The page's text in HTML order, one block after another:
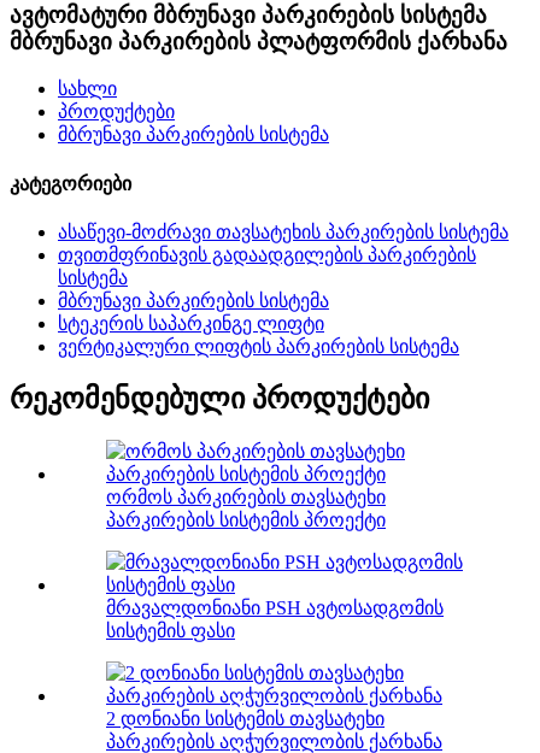
ავტომატური მბრუნავი პარკირების სისტემა
მბრუნავი პარკირების პლატფორმის ქარხანა
სახლი
პროდუქტები
მბრუნავი პარკირების სისტემა
კატეგორიები
ასაწევი-მოძრავი თავსატეხის პარკირების სისტემა
თვითმფრინავის გადაადგილების პარკირების
სისტემა
მბრუნავი პარკირების სისტემა
სტეკერის საპარკინგე ლიფტი
ვერტიკალური ლიფტის პარკირების სისტემა
რეკომენდებული პროდუქტები
ორმოს პარკირების თავსატეხი
პარკირების სისტემის პროექტი
მრავალდონიანი PSH ავტოსადგომის
სისტემის ფასი
2 დონიანი სისტემის თავსატეხი
პარკირების აღჭურვილობის ქარხანა